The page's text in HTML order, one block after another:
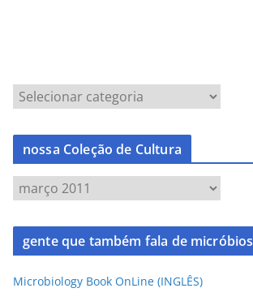
nossa Coleção de Cultura
gente que também fala de micróbios
Microbiology Book OnLine (INGLÊS)